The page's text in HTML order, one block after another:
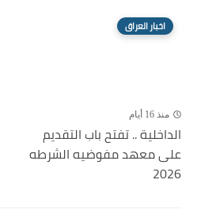
اخبار العراق
منذ 16 أيام
الداخلية .. تفتح باب التقديم
على معهد مفوضيه الشرطه
2026